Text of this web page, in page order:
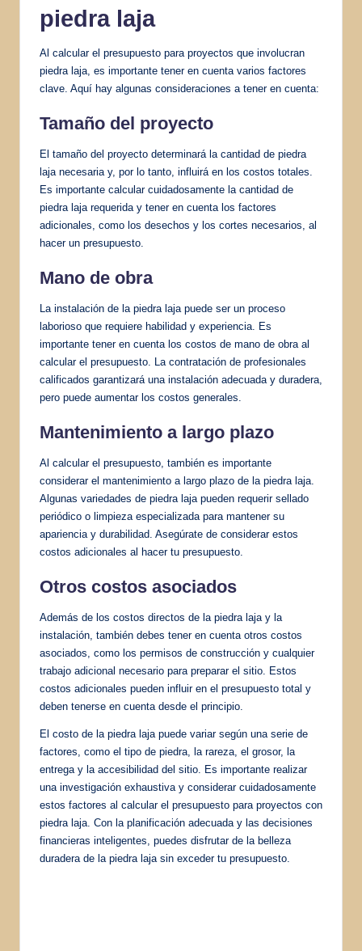
piedra laja
Al calcular el presupuesto para proyectos que involucran
piedra laja, es importante tener en cuenta varios factores
clave. Aquí hay algunas consideraciones a tener en cuenta:
Tamaño del proyecto
El tamaño del proyecto determinará la cantidad de piedra
laja necesaria y, por lo tanto, influirá en los costos totales.
Es importante calcular cuidadosamente la cantidad de
piedra laja requerida y tener en cuenta los factores
adicionales, como los desechos y los cortes necesarios, al
hacer un presupuesto.
Mano de obra
La instalación de la piedra laja puede ser un proceso
laborioso que requiere habilidad y experiencia. Es
importante tener en cuenta los costos de mano de obra al
calcular el presupuesto. La contratación de profesionales
calificados garantizará una instalación adecuada y duradera,
pero puede aumentar los costos generales.
Mantenimiento a largo plazo
Al calcular el presupuesto, también es importante
considerar el mantenimiento a largo plazo de la piedra laja.
Algunas variedades de piedra laja pueden requerir sellado
periódico o limpieza especializada para mantener su
apariencia y durabilidad. Asegúrate de considerar estos
costos adicionales al hacer tu presupuesto.
Otros costos asociados
Además de los costos directos de la piedra laja y la
instalación, también debes tener en cuenta otros costos
asociados, como los permisos de construcción y cualquier
trabajo adicional necesario para preparar el sitio. Estos
costos adicionales pueden influir en el presupuesto total y
deben tenerse en cuenta desde el principio.
El costo de la piedra laja puede variar según una serie de
factores, como el tipo de piedra, la rareza, el grosor, la
entrega y la accesibilidad del sitio. Es importante realizar
una investigación exhaustiva y considerar cuidadosamente
estos factores al calcular el presupuesto para proyectos con
piedra laja. Con la planificación adecuada y las decisiones
financieras inteligentes, puedes disfrutar de la belleza
duradera de la piedra laja sin exceder tu presupuesto.